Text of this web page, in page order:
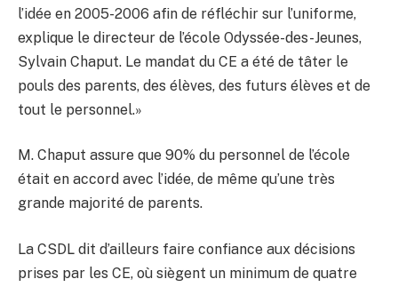
l’idée en 2005-2006 afin de réfléchir sur l’uniforme,
explique le directeur de l’école Odyssée-des-Jeunes,
Sylvain Chaput. Le mandat du CE a été de tâter le
pouls des parents, des élèves, des futurs élèves et de
tout le personnel.»
M. Chaput assure que 90% du personnel de l’école
était en accord avec l’idée, de même qu’une très
grande majorité de parents.
La CSDL dit d’ailleurs faire confiance aux décisions
prises par les CE, où siègent un minimum de quatre